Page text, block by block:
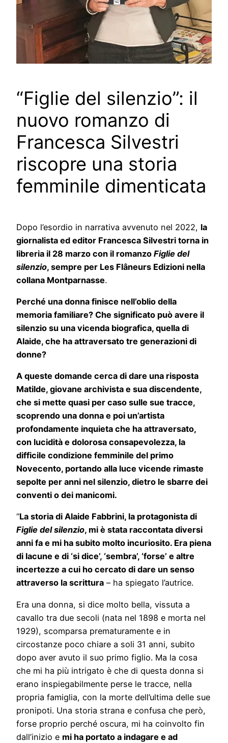
“Figlie del silenzio”: il
nuovo romanzo di
Francesca Silvestri
riscopre una storia
femminile dimenticata
Dopo l’esordio in narrativa avvenuto nel 2022, la
giornalista ed editor Francesca Silvestri torna in
libreria il 28 marzo con il romanzo Figlie del
silenzio, sempre per Les Flâneurs Edizioni nella
collana Montparnasse.
Perché una donna finisce nell’oblio della
memoria familiare? Che significato può avere il
silenzio su una vicenda biografica, quella di
Alaide, che ha attraversato tre generazioni di
donne?
A queste domande cerca di dare una risposta
Matilde, giovane archivista e sua discendente,
che si mette quasi per caso sulle sue tracce,
scoprendo una donna e poi un’artista
profondamente inquieta che ha attraversato,
con lucidità e dolorosa consapevolezza, la
difficile condizione femminile del primo
Novecento, portando alla luce vicende rimaste
sepolte per anni nel silenzio, dietro le sbarre dei
conventi o dei manicomi.
“La storia di Alaide Fabbrini, la protagonista di
Figlie del silenzio, mi è stata raccontata diversi
anni fa e mi ha subito molto incuriosito. Era piena
di lacune e di ‘si dice’, ‘sembra’, ‘forse’ e altre
incertezze a cui ho cercato di dare un senso
attraverso la scrittura – ha spiegato l’autrice.
Era una donna, si dice molto bella, vissuta a
cavallo tra due secoli (nata nel 1898 e morta nel
1929), scomparsa prematuramente e in
circostanze poco chiare a soli 31 anni, subito
dopo aver avuto il suo primo figlio. Ma la cosa
che mi ha più intrigato è che di questa donna si
erano inspiegabilmente perse le tracce, nella
propria famiglia, con la morte dell’ultima delle sue
pronipoti. Una storia strana e confusa che però,
forse proprio perché oscura, mi ha coinvolto fin
dall’inizio e mi ha portato a indagare e ad